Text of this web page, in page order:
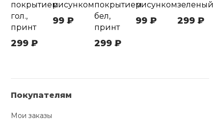
покрытием
гол.,
принт
299 ₽
рисунком
99 ₽
покрытием
бел,
принт
299 ₽
рисунком
99 ₽
зеленый
299 ₽
Покупателям
Мои заказы